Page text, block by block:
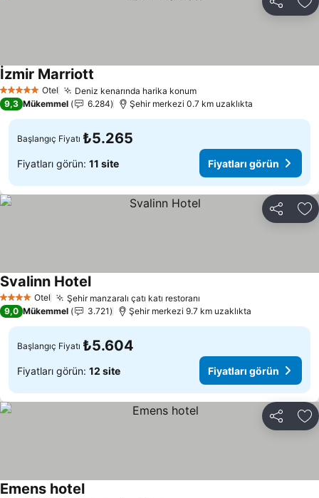
Paylaş
5 Yıldız Otel Deniz kenarında harika konum
İzmir Marriott
9,3 Mükemmel 6.284 Şehir merkezi 0.7 km uzaklıkta
Başlangıç Fiyatı ₺5.265
Fiyatları görün: 11 site Fiyatları görün
Paylaş
4 Yıldız Otel Şehir manzaralı çatı katı restoranı
Svalinn Hotel
9,0 Mükemmel 3.721 Şehir merkezi 9.7 km uzaklıkta
Başlangıç Fiyatı ₺5.604
Fiyatları görün: 12 site Fiyatları görün
Paylaş
Emens hotel